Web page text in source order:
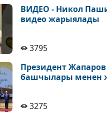
ВИДЕО - Никол
видео жарыялады
3795
Президент
башчылары менен
3275